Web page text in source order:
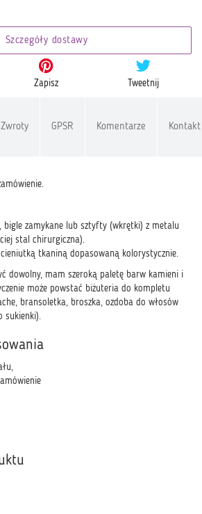
Szczegóły dostawy
Zapisz Tweetnij
Zwroty GPSR Komentarze Kontakt
bigle zamykane lub sztyfty (wkrętki) z metalu
stal chirurgiczna).
cieniutką tkaniną dopasowaną kolorystycznie.
dowolny, mam szeroką paletę barw kamieni i
może powstać biżuteria do kompletu
bransoletka, broszka, ozdoba do włosów
sukienki).